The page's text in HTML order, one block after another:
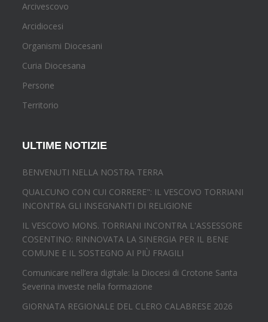
Arcivescovo
Arcidiocesi
Organismi Diocesani
Curia Diocesana
Persone
Territorio
ULTIME NOTIZIE
BENVENUTI NELLA NOSTRA TERRA
QUALCUNO CON CUI CORRERE": IL VESCOVO TORRIANI
INCONTRA GLI INSEGNANTI DI RELIGIONE
IL VESCOVO MONS. TORRIANI INCONTRA L'ASSESSORE
COSENTINO: RINNOVATA LA SINERGIA PER IL BENE
COMUNE E IL SOSTEGNO AI PIÙ FRAGILI
Comunicare nell’era digitale: la Diocesi di Crotone Santa
Severina investe nella formazione
GIORNATA REGIONALE DEL CLERO CALABRESE 2026